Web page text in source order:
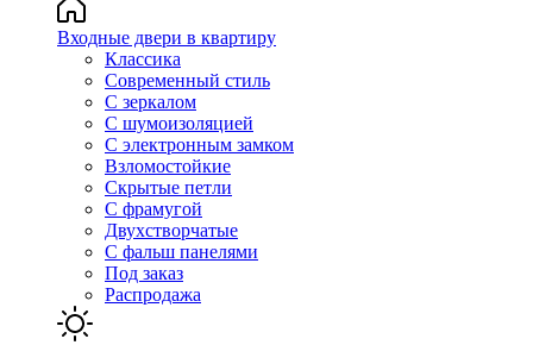
Входные двери в квартиру
Классика
Современный стиль
С зеркалом
С шумоизоляцией
С электронным замком
Взломостойкие
Скрытые петли
С фрамугой
Двухстворчатые
С фальш панелями
Под заказ
Распродажа